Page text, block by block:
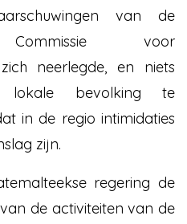
van de
Commissie voor
neerlegde, en niets
bevolking te
in de regio intimidaties
zijn.
regering de
de activiteiten van de